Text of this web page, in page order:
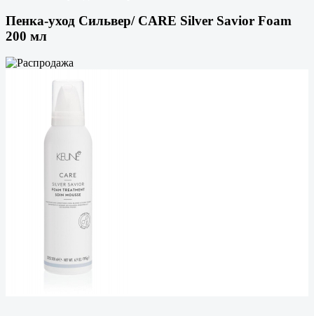
Пенка-уход Сильвер/ CARE Silver Savior Foam
200 мл